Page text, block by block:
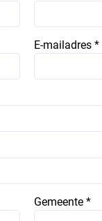
E-mailadres *
Gemeente *